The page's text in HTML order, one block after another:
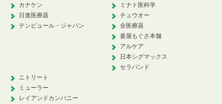
カナケン
日進医療器
テンピュール・ジャパン
ミナト医科学
チュウオー
全医療器
釜屋もぐさ本舗
アルケア
日本シグマックス
セラバンド
ニトリート
ミューラー
レイアンドカンパニー